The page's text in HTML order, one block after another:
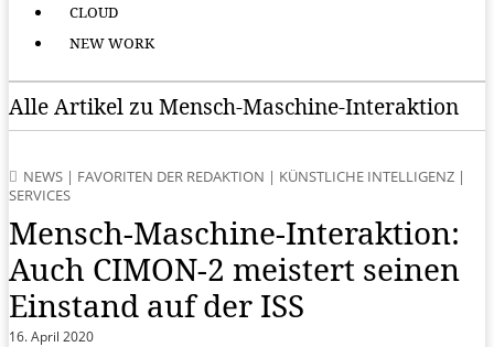
CLOUD
NEW WORK
Alle Artikel zu Mensch-Maschine-Interaktion
NEWS | FAVORITEN DER REDAKTION | KÜNSTLICHE INTELLIGENZ |
SERVICES
Mensch-Maschine-Interaktion:
Auch CIMON-2 meistert seinen
Einstand auf der ISS
16. April 2020